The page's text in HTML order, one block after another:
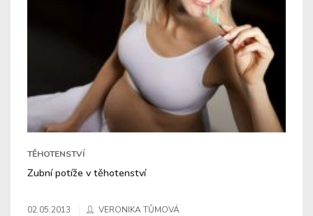
TĚHOTENSTVÍ
Zubní potíže v těhotenství
02.05.2013 VERONIKA TŮMOVÁ